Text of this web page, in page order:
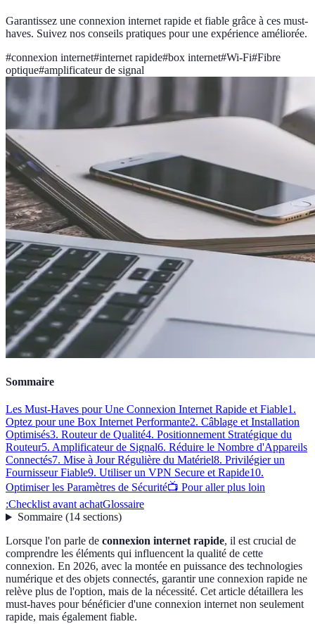
Garantissez une connexion internet rapide et fiable grâce à ces must-
haves. Suivez nos conseils pratiques pour une expérience améliorée.
#connexion internet#internet rapide#box internet#Wi-Fi#Fibre
optique#amplificateur de signal
Sommaire
Les Must-Haves pour Une Connexion Internet Rapide et Fiable1.
Optez pour une Box Internet Performante2. Câblage et Installation
Optimisés3. Routeur de Qualité4. Positionnement Stratégique du
Routeur5. Amplificateur de Signal6. Réduire le Nombre d'Appareils
Connectés7. Mise à Jour Régulière du Matériel8. Privilégier un
Fournisseur Fiable9. Utiliser un VPN Secure et Rapide10.
Optimiser les Paramètres de Sécurité📺 Pour aller plus loin
:Checklist avant achatGlossaire
Sommaire(14 sections)
Lorsque l'on parle de connexion internet rapide, il est crucial de
comprendre les éléments qui influencent la qualité de cette
connexion. En 2026, avec la montée en puissance des technologies
numérique et des objets connectés, garantir une connexion rapide ne
relève plus de l'option, mais de la nécessité. Cet article détaillera les
must-haves pour bénéficier d'une connexion internet non seulement
rapide, mais également fiable.